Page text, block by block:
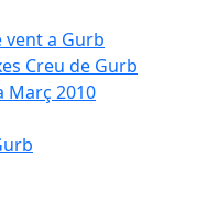
vent a Gurb
Creu de Gurb
Març 2010